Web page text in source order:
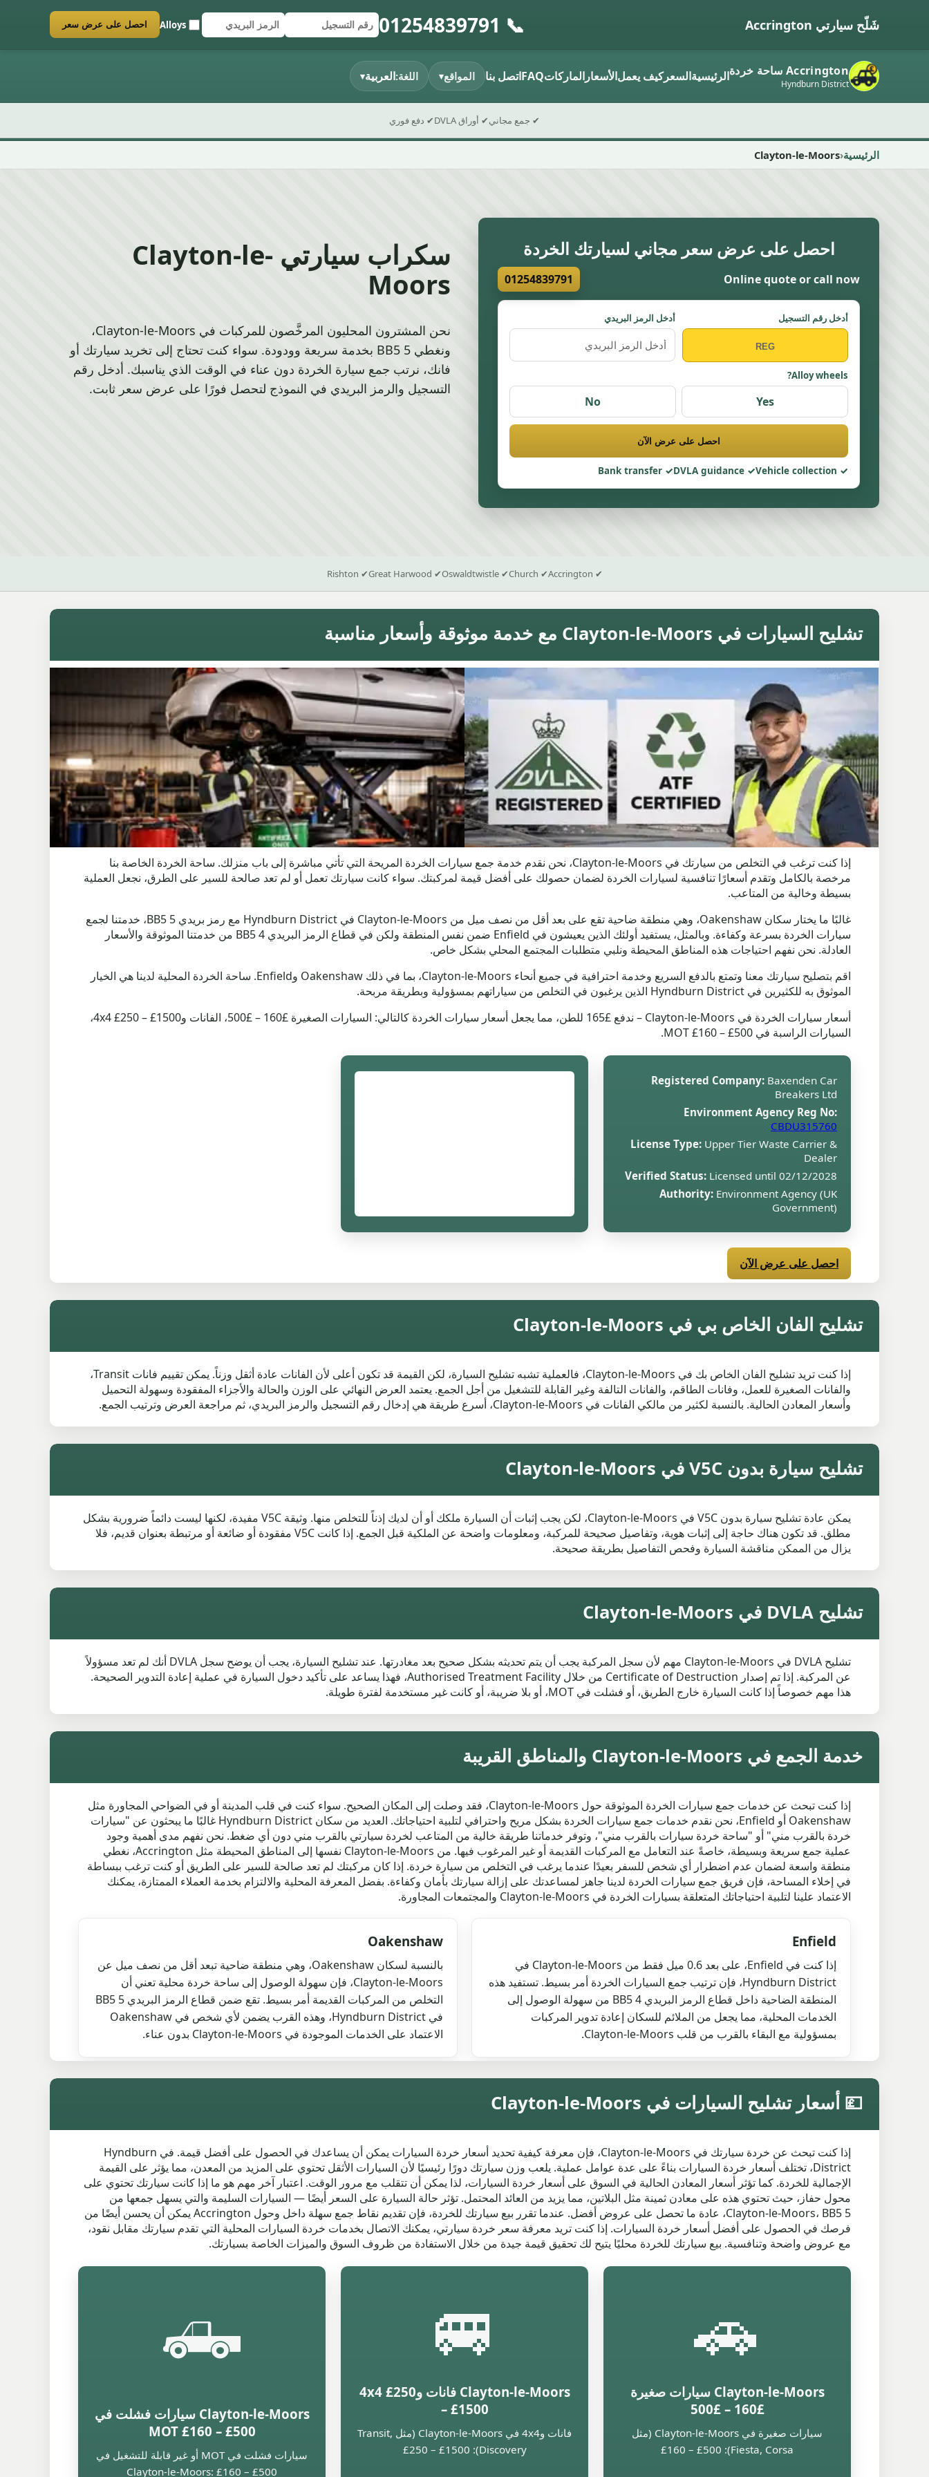
شَلّح سيارتي Accrington 📞 01254839791 رقم التسجيل
الرمز البريدي Alloys إرسال النموذج احصل على عرض سعر
Accrington ساحة خردة
Hyndburn District الرئيسيةالسعركيف يعملالأسعارالماركاتFAQاتصل بنا المواقع▾ اللغة:العربية▾
✔ جمع مجاني✔ أوراق DVLA ✔ دفع فوري
الرئيسية Clayton-le-Moors
احصل على عرض سعر مجاني لسيارتك الخردة
Online quote or call now
01254839791
أدخل رقم التسجيل أدخل الرمز البريدي
Alloy wheels?
Yes
No
احصل على عرض الآن
Vehicle collection
DVLA guidance
Bank transfer
سكراب سيارتي Clayton-le-
Moors
نحن المشترون المحليون المرخَّصون للمركبات في Clayton-le-Moors،
ونغطي BB5 5 بخدمة سريعة وودودة. سواء كنت تحتاج إلى تخريد سيارتك أو
فانك، نرتب جمع سيارة الخردة دون عناء في الوقت الذي يناسبك. أدخل رقم
التسجيل والرمز البريدي في النموذج لتحصل فورًا على عرض سعر ثابت.
✔ Accrington
✔ Church
✔ Oswaldtwistle
✔ Great Harwood
✔ Rishton
تشليح السيارات في Clayton-le-Moors مع خدمة موثوقة وأسعار مناسبة
إذا كنت ترغب في التخلص من سيارتك في Clayton-le-Moors، نحن نقدم خدمة جمع سيارات الخردة المريحة التي تأتي مباشرة إلى باب منزلك. ساحة الخردة الخاصة بنا
مرخصة بالكامل وتقدم أسعارًا تنافسية لسيارات الخردة لضمان حصولك على أفضل قيمة لمركبتك. سواء كانت سيارتك تعمل أو لم تعد صالحة للسير على الطرق، نجعل العملية
بسيطة وخالية من المتاعب.
غالبًا ما يختار سكان Oakenshaw، وهي منطقة ضاحية تقع على بعد أقل من نصف ميل من Clayton-le-Moors في Hyndburn District مع رمز بريدي BB5 5، خدمتنا لجمع
سيارات الخردة بسرعة وكفاءة. وبالمثل، يستفيد أولئك الذين يعيشون في Enfield ضمن نفس المنطقة ولكن في قطاع الرمز البريدي BB5 4 من خدمتنا الموثوقة والأسعار
العادلة. نحن نفهم احتياجات هذه المناطق المحيطة ونلبي متطلبات المجتمع المحلي بشكل خاص.
اقم بتصليح سيارتك معنا وتمتع بالدفع السريع وخدمة احترافية في جميع أنحاء Clayton-le-Moors، بما في ذلك Oakenshaw وEnfield. ساحة الخردة المحلية لدينا هي الخيار
الموثوق به للكثيرين في Hyndburn District الذين يرغبون في التخلص من سياراتهم بمسؤولية وبطريقة مربحة.
أسعار سيارات الخردة في Clayton-le-Moors – ندفع £165 للطن، مما يجعل أسعار سيارات الخردة كالتالي: السيارات الصغيرة £160 – £500، الفانات و4x4 £250 – £1500،
السيارات الراسبة في MOT £160 – £500.
Registered Company: Baxenden Car
Breakers Ltd
Environment Agency Reg No:
CBDU315760
License Type: Upper Tier Waste Carrier &
Dealer
Verified Status: Licensed until 02/12/2028
Authority: Environment Agency (UK
Government)
احصل على عرض الآن
تشليح الفان الخاص بي في Clayton-le-Moors
إذا كنت تريد تشليح الفان الخاص بك في Clayton-le-Moors، فالعملية تشبه تشليح السيارة، لكن القيمة قد تكون أعلى لأن الفانات عادة أثقل وزناً. يمكن تقييم فانات Transit،
والفانات الصغيرة للعمل، وفانات الطاقم، والفانات التالفة وغير القابلة للتشغيل من أجل الجمع. يعتمد العرض النهائي على الوزن والحالة والأجزاء المفقودة وسهولة التحميل
وأسعار المعادن الحالية. بالنسبة لكثير من مالكي الفانات في Clayton-le-Moors، أسرع طريقة هي إدخال رقم التسجيل والرمز البريدي، ثم مراجعة العرض وترتيب الجمع.
تشليح سيارة بدون V5C في Clayton-le-Moors
يمكن عادة تشليح سيارة بدون V5C في Clayton-le-Moors، لكن يجب إثبات أن السيارة ملكك أو أن لديك إذناً للتخلص منها. وثيقة V5C مفيدة، لكنها ليست دائماً ضرورية بشكل
مطلق. قد تكون هناك حاجة إلى إثبات هوية، وتفاصيل صحيحة للمركبة، ومعلومات واضحة عن الملكية قبل الجمع. إذا كانت V5C مفقودة أو ضائعة أو مرتبطة بعنوان قديم، فلا
يزال من الممكن مناقشة السيارة وفحص التفاصيل بطريقة صحيحة.
تشليح DVLA في Clayton-le-Moors
تشليح DVLA في Clayton-le-Moors مهم لأن سجل المركبة يجب أن يتم تحديثه بشكل صحيح بعد مغادرتها. عند تشليح السيارة، يجب أن يوضح سجل DVLA أنك لم تعد مسؤولاً
عن المركبة. إذا تم إصدار Certificate of Destruction من خلال Authorised Treatment Facility، فهذا يساعد على تأكيد دخول السيارة في عملية إعادة التدوير الصحيحة.
هذا مهم خصوصاً إذا كانت السيارة خارج الطريق، أو فشلت في MOT، أو بلا ضريبة، أو كانت غير مستخدمة لفترة طويلة.
خدمة الجمع في Clayton-le-Moors والمناطق القريبة
إذا كنت تبحث عن خدمات جمع سيارات الخردة الموثوقة حول Clayton-le-Moors، فقد وصلت إلى المكان الصحيح. سواء كنت في قلب المدينة أو في الضواحي المجاورة مثل
Oakenshaw أو Enfield، نحن نقدم خدمات جمع سيارات الخردة بشكل مريح واحترافي لتلبية احتياجاتك. العديد من سكان Hyndburn District غالبًا ما يبحثون عن "سيارات
خردة بالقرب مني" أو "ساحة خردة سيارات بالقرب مني"، وتوفر خدماتنا طريقة خالية من المتاعب لخردة سيارتي بالقرب مني دون أي ضغط. نحن نفهم مدى أهمية وجود
عملية جمع سريعة وبسيطة، خاصةً عند التعامل مع المركبات القديمة أو غير المرغوب فيها. من Clayton-le-Moors نفسها إلى المناطق المحيطة مثل Accrington، نغطي
منطقة واسعة لضمان عدم اضطرار أي شخص للسفر بعيدًا عندما يرغب في التخلص من سيارة خردة. إذا كان مركبتك لم تعد صالحة للسير على الطريق أو كنت ترغب ببساطة
في إخلاء المساحة، فإن فريق جمع سيارات الخردة لدينا جاهز لمساعدتك على إزالة سيارتك بأمان وكفاءة. بفضل المعرفة المحلية والالتزام بخدمة العملاء الممتازة، يمكنك
الاعتماد علينا لتلبية احتياجاتك المتعلقة بسيارات الخردة في Clayton-le-Moors والمجتمعات المجاورة.
Enfield
إذا كنت في Enfield، على بعد 0.6 ميل فقط من Clayton-le-Moors في
Hyndburn District، فإن ترتيب جمع السيارات الخردة أمر بسيط. تستفيد هذه
المنطقة الضاحية داخل قطاع الرمز البريدي BB5 4 من سهولة الوصول إلى
الخدمات المحلية، مما يجعل من الملائم للسكان إعادة تدوير المركبات
بمسؤولية مع البقاء بالقرب من قلب Clayton-le-Moors.
Oakenshaw
بالنسبة لسكان Oakenshaw، وهي منطقة ضاحية تبعد أقل من نصف ميل عن
Clayton-le-Moors، فإن سهولة الوصول إلى ساحة خردة محلية تعني أن
التخلص من المركبات القديمة أمر بسيط. تقع ضمن قطاع الرمز البريدي BB5 5
في Hyndburn District، وهذه القرب يضمن لأي شخص في Oakenshaw
الاعتماد على الخدمات الموجودة في Clayton-le-Moors بدون عناء.
💷 أسعار تشليح السيارات في Clayton-le-Moors
إذا كنت تبحث عن خردة سيارتك في Clayton-le-Moors، فإن معرفة كيفية تحديد أسعار خردة السيارات يمكن أن يساعدك في الحصول على أفضل قيمة. في Hyndburn
District، تختلف أسعار خردة السيارات بناءً على عدة عوامل عملية. يلعب وزن سيارتك دورًا رئيسيًا لأن السيارات الأثقل تحتوي على المزيد من المعدن، مما يؤثر على القيمة
الإجمالية للخردة. كما تؤثر أسعار المعادن الحالية في السوق على أسعار خردة السيارات، لذا يمكن أن تتقلب مع مرور الوقت. اعتبار آخر مهم هو ما إذا كانت سيارتك تحتوي على
محول حفاز، حيث تحتوي هذه على معادن ثمينة مثل البلاتين، مما يزيد من العائد المحتمل. تؤثر حالة السيارة على السعر أيضًا — السيارات السليمة والتي يسهل جمعها من
Clayton-le-Moors، BB5 5، عادة ما تحصل على عروض أفضل. عندما تقرر بيع سيارتك للخردة، فإن تقديم نقاط جمع سهلة داخل وحول Accrington يمكن أن يحسن أيضًا من
فرصك في الحصول على أفضل أسعار خردة السيارات. إذا كنت تريد معرفة سعر خردة سيارتي، يمكنك الاتصال بخدمات خردة السيارات المحلية التي تقدم سيارتك مقابل نقود،
مع عروض واضحة وتنافسية. بيع سيارتك للخردة محليًا يتيح لك تحقيق قيمة جيدة من خلال الاستفادة من ظروف السوق والميزات الخاصة بسيارتك.
🚗
Clayton-le-Moors سيارات صغيرة
£160 – £500
سيارات صغيرة في Clayton-le-Moors (مثل
Fiesta, Corsa): £160 – £500
🚐
Clayton-le-Moors فانات و4x4 £250
– £1500
فانات و4x4 في Clayton-le-Moors (مثل Transit,
Discovery): £250 – £1500
🛻
Clayton-le-Moors سيارات فشلت في
MOT £160 – £500
سيارات فشلت في MOT أو غير قابلة للتشغيل في
Clayton-le-Moors: £160 – £500